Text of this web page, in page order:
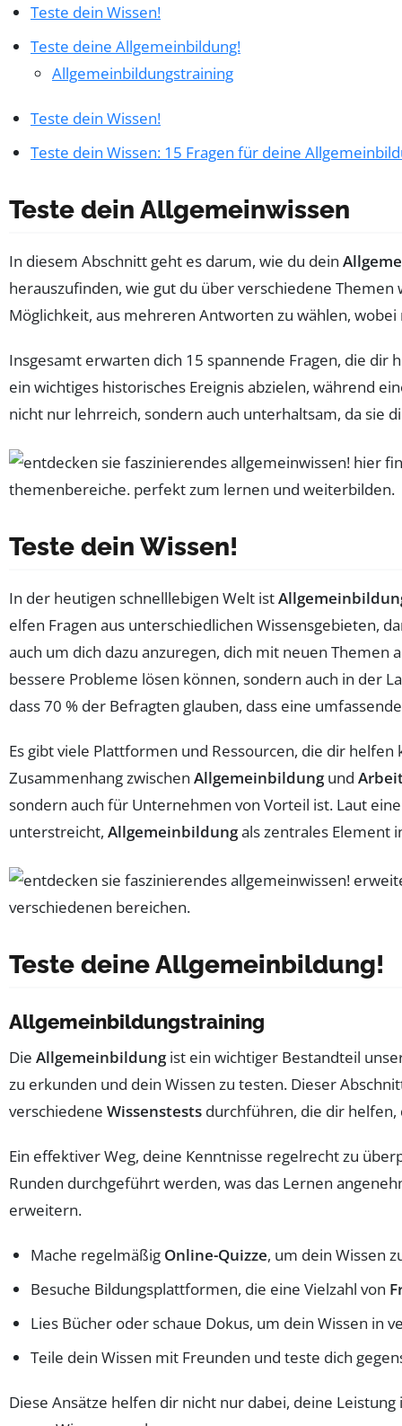
Teste dein Wissen!
Teste deine Allgemeinbildung!
Allgemeinbildungstraining
Teste dein Wissen!
Teste dein Wissen: 15 Fragen für deine
Teste dein Allgemeinwissen
In diesem Abschnitt geht es darum, wie du dein
herauszufinden, wie gut du über verschiedene Themen
Möglichkeit, aus mehreren Antworten zu wählen,
Insgesamt erwarten dich 15 spannende Fragen, die dir
ein wichtiges historisches Ereignis abzielen, während
nicht nur lehrreich, sondern auch unterhaltsam, da sie
Teste dein Wissen!
In der heutigen schnelllebigen Welt ist
elfen Fragen aus unterschiedlichen Wissensgebieten,
auch um dich dazu anzuregen, dich mit neuen
bessere Probleme lösen können, sondern auch in der
dass 70 % der Befragten glauben, dass eine
Es gibt viele Plattformen und Ressourcen, die dir
Zusammenhang zwischen Allgemeinbildungund
sondern auch für Unternehmen von Vorteil ist. Laut
unterstreicht, Allgemeinbildungals zentrales Element
Teste deine Allgemeinbildung!
Allgemeinbildungstraining
Die Allgemeinbildungist ein wichtiger Bestandteil
zu erkunden und dein Wissen zu testen. Dieser
verschiedene Wissenstests durchführen, die dir
Ein effektiver Weg, deine Kenntnisse regelrecht zu
Runden durchgeführt werden, was das Lernen
erweitern.
Mache regelmäßig Online-Quizze, um dein Wissen
Besuche Bildungsplattformen, die eine Vielzahl von
Lies Bücher oder schaue Dokus, um dein Wissen in
Teile dein Wissen mit Freunden und teste dich
Diese Ansätze helfen dir nicht nur dabei, deine